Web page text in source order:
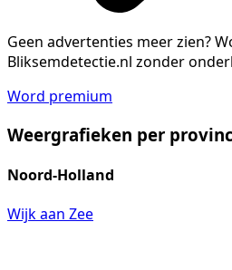
Geen advertenties meer zien?
Bliksemdetectie.nl zonder
Word premium
Weergrafieken per
Noord-Holland
Wijk aan Zee